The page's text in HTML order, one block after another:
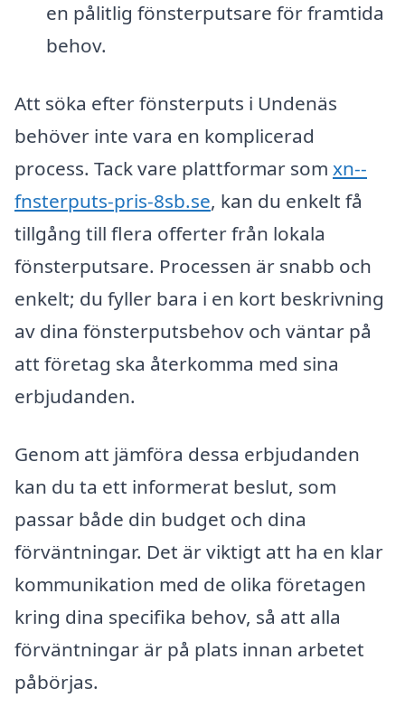
en pålitlig fönsterputsare för framtida
behov.
Att söka efter fönsterputs i Undenäs
behöver inte vara en komplicerad
process. Tack vare plattformar som xn--
fnsterputs-pris-8sb.se, kan du enkelt få
tillgång till flera offerter från lokala
fönsterputsare. Processen är snabb och
enkelt; du fyller bara i en kort beskrivning
av dina fönsterputsbehov och väntar på
att företag ska återkomma med sina
erbjudanden.
Genom att jämföra dessa erbjudanden
kan du ta ett informerat beslut, som
passar både din budget och dina
förväntningar. Det är viktigt att ha en klar
kommunikation med de olika företagen
kring dina specifika behov, så att alla
förväntningar är på plats innan arbetet
påbörjas.